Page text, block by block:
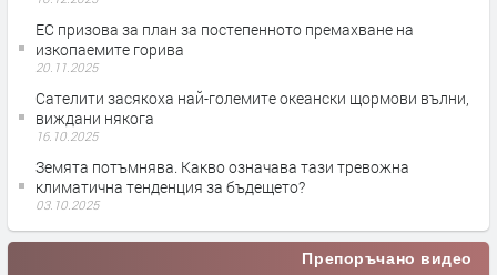
ЕС призова за план за постепенното премахване на
изкопаемите горива
20.11.2025
Сателити засякоха най-големите океански щормови вълни,
виждани някога
16.10.2025
Земята потъмнява. Какво означава тази тревожна
климатична тенденция за бъдещето?
03.10.2025
Препоръчано видео